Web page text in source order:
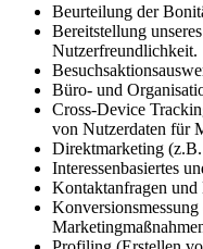
Beurteilung der
Bereitstellung
Nutzerfreundlichkeit.
Büro- und
Cross-Device
von Nutzerdaten für
Direktmarketing
Interessenbasiertes
Kontaktanfragen